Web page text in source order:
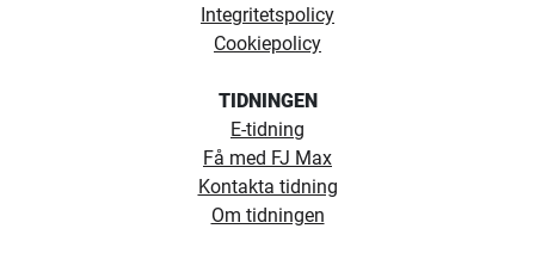
Integritetspolicy
Cookiepolicy
TIDNINGEN
E-tidning
Få med FJ Max
Kontakta tidning
Om tidningen